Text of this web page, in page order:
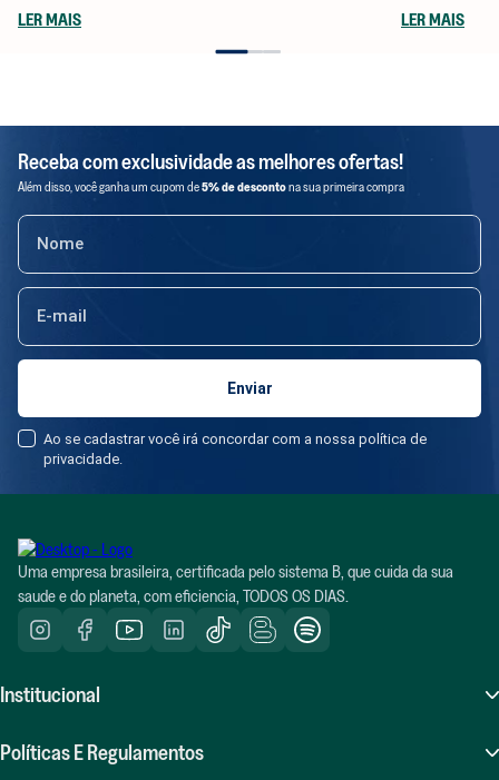
é: onde encontrar os produtos da positiv.a?
LER MAIS
ao meio
LER MAIS
Receba com exclusividade as melhores ofertas!
Além disso, você ganha um cupom de5% de descontona sua primeira compra
Ao se cadastrar você irá concordar com a nossa política de
privacidade.
Uma empresa brasileira, certificada pelo sistema B, que cuida da sua
saude e do planeta, com eficiencia, TODOS OS DIAS.
Institucional
Sobre Nós
Políticas E Regulamentos